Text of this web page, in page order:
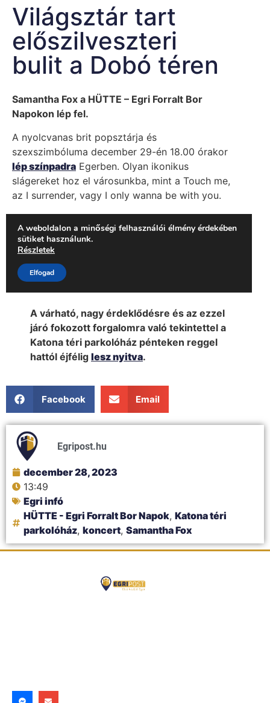
A várható, nagy érdeklődésre és az ezzel
járó fokozott forgalomra való tekintettel a
Katona téri parkolóház pénteken reggel
hattól éjfélig lesz nyitva.
Facebook Email
Egripost.hu
december 28, 2023
13:49
Egri infó
HÜTTE - Egri Forralt Bor Napok, Katona téri
parkolóház, koncert, Samantha Fox